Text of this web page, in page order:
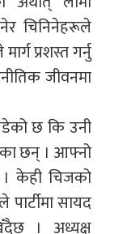
चिनिनेहरूले
प्रशस्त गर्नु
जीवनमा
छ कि उनी
छन् । आफ्नो
केही चिजको
सायद
। अध्यक्ष